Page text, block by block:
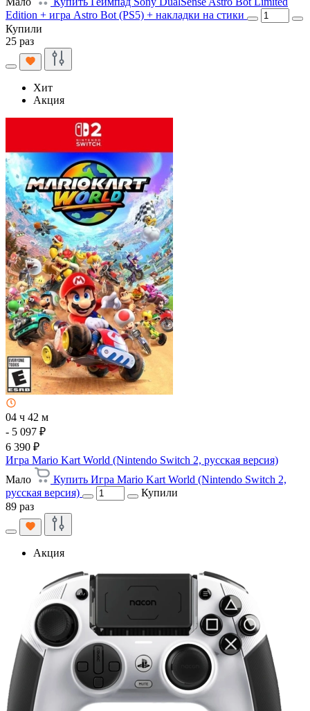
Edition + игра Astro Bot (PS5) + накладки на стики
Купили
25 раз
Хит
Акция
04 ч 42 м
- 5 097 ₽
6 390 ₽
Игра Mario Kart World (Nintendo Switch 2, русская версия)
Мало
Купить Игра Mario Kart World (Nintendo Switch 2,
русская версия)
Купили
89 раз
Акция